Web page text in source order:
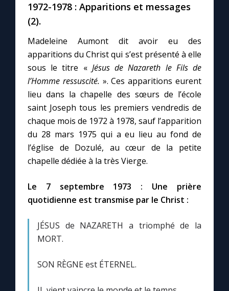
1972-1978 : Apparitions et messages
(2).
Madeleine Aumont dit avoir eu des
apparitions du Christ qui s’est présenté à elle
sous le titre « Jésus de Nazareth le Fils de
l’Homme ressuscité. ». Ces apparitions eurent
lieu dans la chapelle des sœurs de l’école
saint Joseph tous les premiers vendredis de
chaque mois de 1972 à 1978, sauf l’apparition
du 28 mars 1975 qui a eu lieu au fond de
l’église de Dozulé, au cœur de la petite
chapelle dédiée à la très Vierge.
Le 7 septembre 1973 : Une prière
quotidienne est transmise par le Christ :
JÉSUS de NAZARETH a triomphé de la
MORT.
SON RÈGNE est ÉTERNEL.